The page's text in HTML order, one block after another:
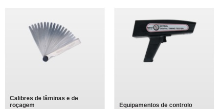
Calibres de lâminas e de
roçagem
Equipamentos de controlo